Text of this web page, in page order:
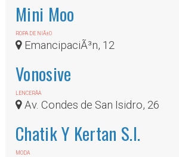
Mini Moo
ROPA DE NIÃ±O
EmancipaciÃ³n, 12
Vonosive
LENCERÃ­A
Av. Condes de San Isidro, 26
Chatik Y Kertan S.l.
MODA